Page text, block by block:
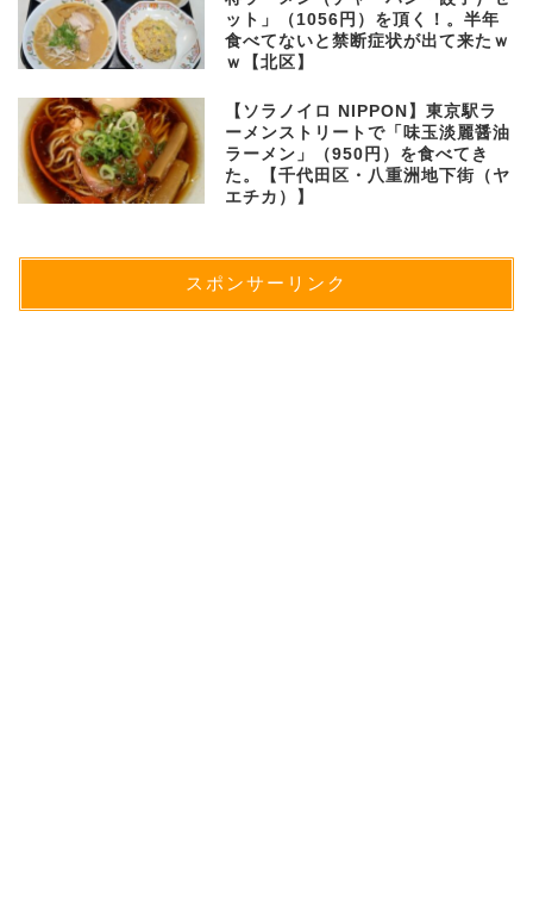
ット」（1056円）を頂く！。半年
食べてないと禁断症状が出て来たｗ
ｗ【北区】
【ソラノイロ NIPPON】東京駅ラ
ーメンストリートで「味玉淡麗醤油
ラーメン」（950円）を食べてき
た。【千代田区・八重洲地下街（ヤ
エチカ）】
スポンサーリンク